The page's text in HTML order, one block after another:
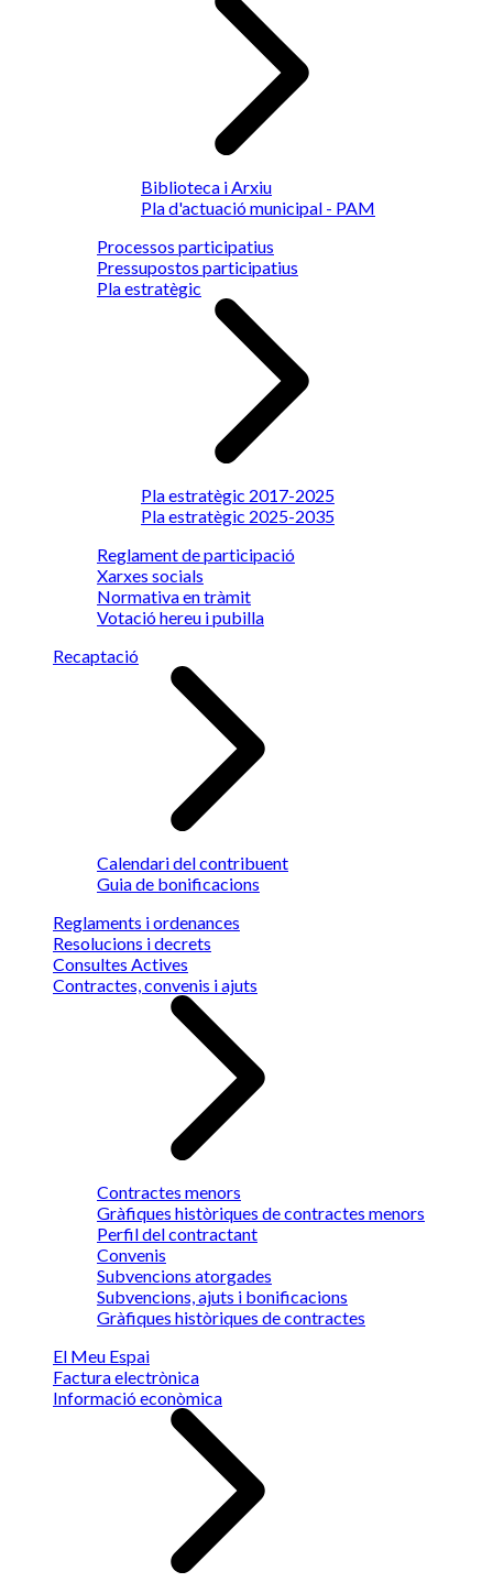
Biblioteca i Arxiu
Pla d'actuació municipal - PAM
Processos participatius
Pressupostos participatius
Pla estratègic
Pla estratègic 2017-2025
Pla estratègic 2025-2035
Reglament de participació
Xarxes socials
Normativa en tràmit
Votació hereu i pubilla
Recaptació
Calendari del contribuent
Guia de bonificacions
Reglaments i ordenances
Resolucions i decrets
Consultes Actives
Contractes, convenis i ajuts
Contractes menors
Gràfiques històriques de contractes menors
Perfil del contractant
Convenis
Subvencions atorgades
Subvencions, ajuts i bonificacions
Gràfiques històriques de contractes
El Meu Espai
Factura electrònica
Informació econòmica